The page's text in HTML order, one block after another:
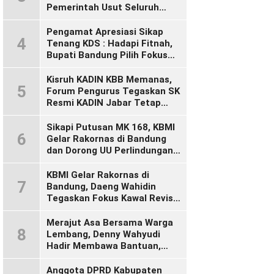
Pemerintah Usut Seluruh
Langgar Hak Pekerja Pasca
Sidak KDM”
4
Pengamat Apresiasi Sikap
Tenang KDS : Hadapi Fitnah,
Bupati Bandung Pilih Fokus
5
Kisruh KADIN KBB Memanas,
Forum Pengurus Tegaskan SK
Resmi KADIN Jabar Tetap
Segera Bertindak
6
Sikapi Putusan MK 168, KBMI
Gelar Rakornas di Bandung
dan Dorong UU Perlindungan
7
KBMI Gelar Rakornas di
Bandung, Daeng Wahidin
Tegaskan Fokus Kawal Revisi
8
Merajut Asa Bersama Warga
Lembang, Denny Wahyudi
Hadir Membawa Bantuan,
Menyalakan Semangat
Anggota DPRD Kabupaten